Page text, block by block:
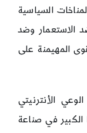
السياسية
الاستعمار وضد
المهيمنة على
الأنترنيتي
الكبير في صناعة